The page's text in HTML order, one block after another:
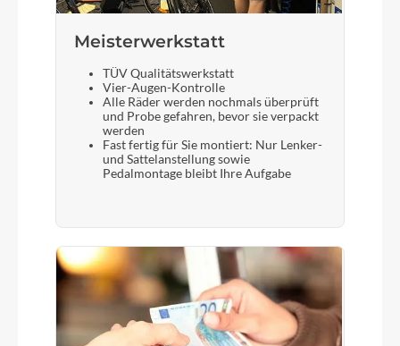
Meisterwerkstatt
TÜV Qualitätswerkstatt
Vier-Augen-Kontrolle
Alle Räder werden nochmals überprüft
und Probe gefahren, bevor sie verpackt
werden
Fast fertig für Sie montiert: Nur Lenker-
und Sattelanstellung sowie
Pedalmontage bleibt Ihre Aufgabe